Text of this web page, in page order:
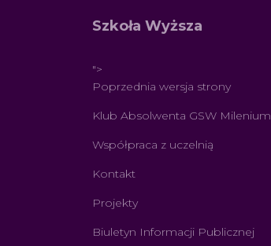
Szkoła Wyższa
">
Poprzednia wersja strony
Klub Absolwenta GSW Milenium
Współpraca z uczelnią
Kontakt
Projekty
Biuletyn Informacji Publicznej